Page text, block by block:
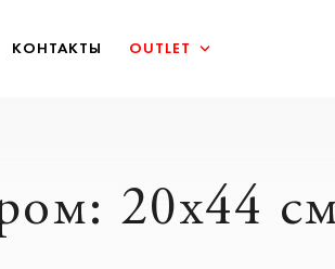
КОНТАКТЫ OUTLET
20x44